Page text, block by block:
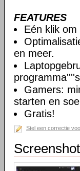
FEATURES
Eén klik
en meer.
Gamers:
starten en
Gratis!
Stel een correctie